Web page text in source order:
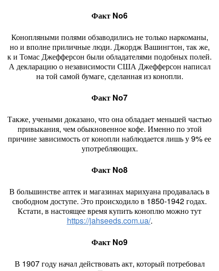
Факт No6
Конопляными полями обзаводились не только наркоманы,
но и вполне приличные люди. Джордж Вашингтон, так же,
к и Томас Джефферсон были обладателями подобных полей.
А декларацию о независимости США Джефферсон написал
на той самой бумаге, сделанная из конопли.
Факт No7
Также, учеными доказано, что она обладает меньшей частью
привыкания, чем обыкновенное кофе. Именно по этой
причине зависимость от конопли наблюдается лишь у 9% ее
употребляющих.
Факт No8
В большинстве аптек и магазинах марихуана продавалась в
свободном доступе. Это происходило в 1850-1942 годах.
Кстати, в настоящее время купить коноплю можно тут
https://jahseeds.com.ua/.
Факт No9
В 1907 году начал действовать акт, который потребовал